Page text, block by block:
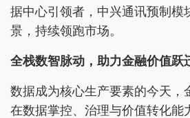
据中心引领者，中兴通讯预制模
景，持续领跑市场。
全栈数智脉动，助力金融价值跃
数据成为核心生产要素的今天，
在数据掌控、治理与价值转化能